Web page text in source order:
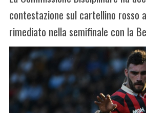
contestazione sul cartellino rosso
rimediato nella semifinale con la